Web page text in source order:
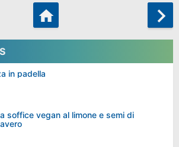
in padella
soffice vegan al limone e semi di